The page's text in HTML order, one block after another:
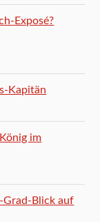
Exposé?
Kapitän
im
Blick auf